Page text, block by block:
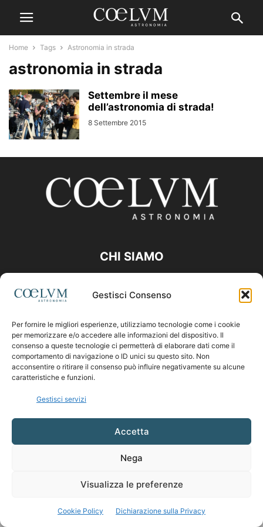
Gestisci Consenso
Per fornire le migliori esperienze, utilizziamo tecnologie come i cookie
per memorizzare e/o accedere alle informazioni del dispositivo. Il
consenso a queste tecnologie ci permetterà di elaborare dati come il
comportamento di navigazione o ID unici su questo sito. Non
acconsentire o ritirare il consenso può influire negativamente su alcune
caratteristiche e funzioni.
Gestisci servizi
Accetta
Nega
Visualizza le preferenze
Cookie Policy Dichiarazione sulla Privacy
Home Tags Astronomia in strada
astronomia in strada
Settembre il mese
dell’astronomia di strada!
8 Settembre 2015
CHI SIAMO
Contattaci:coelumastro@coelum.com
SEGUICI